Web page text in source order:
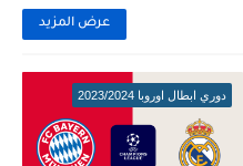
عرض المزيد
دوري ابطال اوروبا 2023/2024